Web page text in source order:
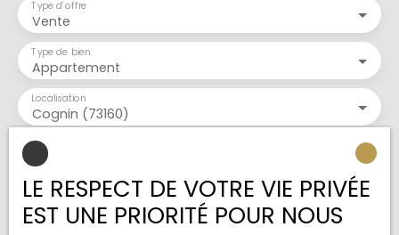
vendre (pour du off market n'hésitez pas à joindre
Mr DORE) sur notre site internet www. golden-
transaction. fr Gestion Airbnb et longue durée
gérée par notre expert Mr RONDA. GOLDEN GESTION
Conciergerie. Cette présente annonce a été
rédigée par Florence DORE agent commercial en
immobilier immatriculé au RSAC de Grenoble sous
le numéro RCS 900 066 937
Vente
Type d'offre
Appartement
Type de bien
Cognin (73160)
Localisation
Budget max (€)
Surface min (m²)
LE RESPECT DE VOTRE VIE PRIVÉE
EST UNE PRIORITÉ POUR NOUS